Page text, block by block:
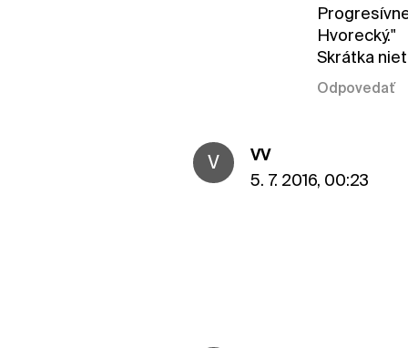
Hvorecký."
Skrátka
Odpovedať
V
VV
5. 7. 2016, 00:23